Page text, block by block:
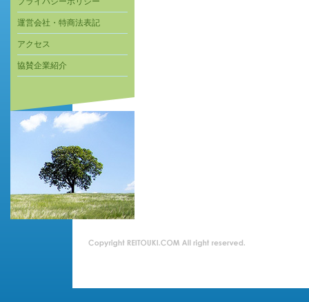
運営会社・特商法表記
アクセス
協賛企業紹介